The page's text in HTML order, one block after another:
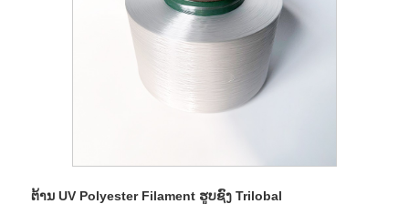
filament is produced by processing and spinning polyester
chips, and as a result, the cost of production is moderately
low, the manufacturing process is sophisticated, and the
product quality is more consistent. Polyester trilobal shaped
filament is a shaped fiber obtained by spinning with a
triangular spinneret. The triangular cross-section fiber has
Introduce of Total Brgiht Polyester Trilobal Shaped Filament:
ຕ້ານ UV Polyester Filament ຮູບຊົງ Trilobal